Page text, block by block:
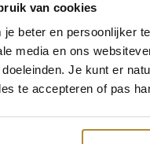
van cookies
beter en persoonlijker
media en ons
Je kunt er
te accepteren of pas
0,05 kg